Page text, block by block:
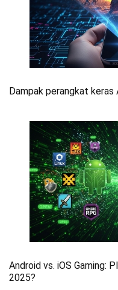
Dampak perangkat
Android vs. iOS Gaming:
2025?